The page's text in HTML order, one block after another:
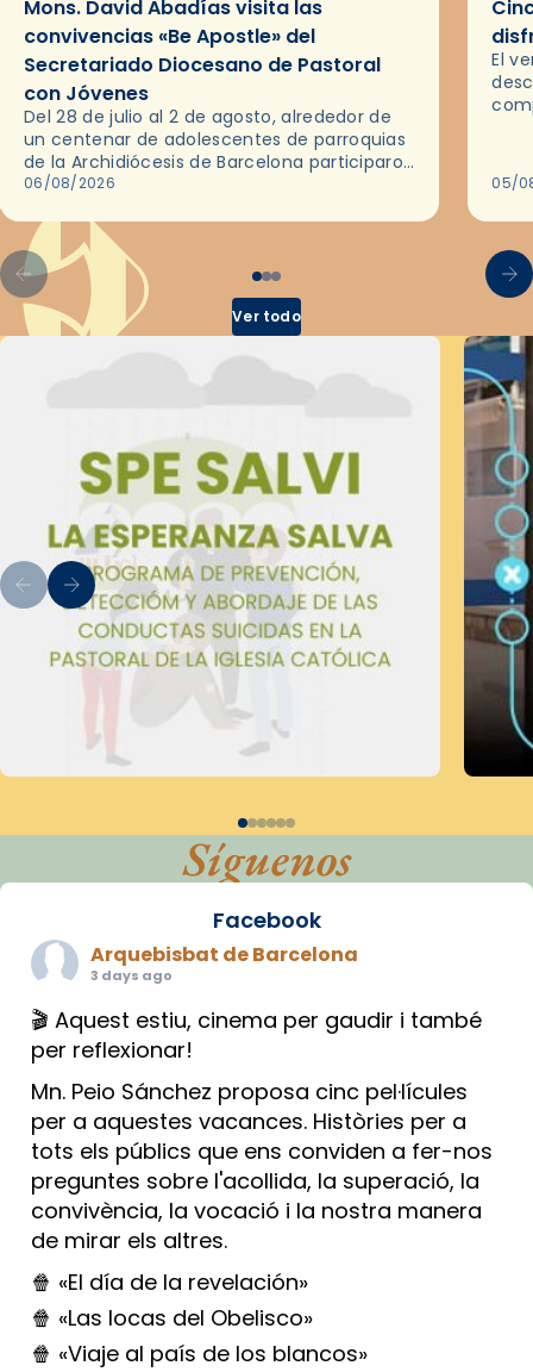
Mons. David Abadías visita las
convivencias «Be Apostle» del
Secretariado Diocesano de Pastoral
con Jóvenes
Del 28 de julio al 2 de agosto, alrededor de
un centenar de adolescentes de parroquias
de la Archidiócesis de Barcelona participaron
en las convivencias Be Apostle, organizadas
06/08/2026
El
05/
Ver todo
Síguenos
Facebook
Arquebisbat de Barcelona
3 days ago
🎬 Aquest estiu, cinema per gaudir i també
per reflexionar!
Mn. Peio Sánchez proposa cinc pel·lícules
per a aquestes vacances. Històries per a
tots els públics que ens conviden a fer-nos
preguntes sobre l'acollida, la superació, la
convivència, la vocació i la nostra manera
de mirar els altres.
🍿 «El día de la revelación»
🍿 «Las locas del Obelisco»
🍿 «Viaje al país de los blancos»